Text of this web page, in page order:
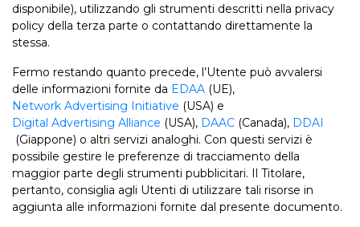
disponibile), utilizzando gli strumenti descritti nella privacy
policy della terza parte o contattando direttamente la
stessa.
Fermo restando quanto precede, l’Utente può avvalersi
delle informazioni fornite da EDAA (UE),
Network Advertising Initiative (USA) e
Digital Advertising Alliance (USA), DAAC (Canada), DDAI
(Giappone) o altri servizi analoghi. Con questi servizi è
possibile gestire le preferenze di tracciamento della
maggior parte degli strumenti pubblicitari. Il Titolare,
pertanto, consiglia agli Utenti di utilizzare tali risorse in
aggiunta alle informazioni fornite dal presente documento.